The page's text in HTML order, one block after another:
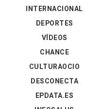
INTERNACIONAL
DEPORTES
VÍDEOS
CHANCE
CULTURAOCIO
DESCONECTA
EPDATA.ES